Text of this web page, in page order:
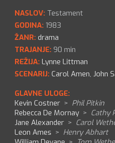
NASLOV: Testament
GODINA: 1983
ŽANR: drama
TRAJANJE: 90 min
REŽIJA: Lynne Littman
SCENARIJ: Carol Amen, John
GLAVNE ULOGE:
Kevin Costner > Phil Pitkin
Rebecca De Mornay > Cathy
Jane Alexander > Carol
Leon Ames > Henry Abhart